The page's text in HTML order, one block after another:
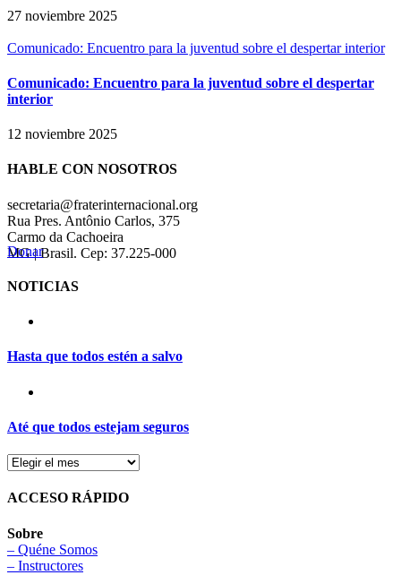
27 noviembre 2025
Comunicado: Encuentro para la juventud sobre el despertar interior
Comunicado: Encuentro para la juventud sobre el despertar
interior
12 noviembre 2025
HABLE CON NOSOTROS
secretaria@fraterinternacional.org
Rua Pres. Antônio Carlos, 375
Carmo da Cachoeira
MG | Brasil. Cep: 37.225-000
Donar
NOTICIAS
Hasta que todos estén a salvo
Até que todos estejam seguros
ACCESO RÁPIDO
Sobre
– Quéne Somos
– Instructores